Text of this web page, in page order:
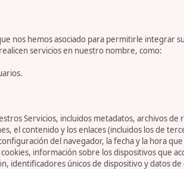
nos hemos asociado para permitirle integrar
servicios en nuestro nombre, como:
Servicios, incluidos metadatos, archivos
el contenido y los enlaces (incluidos los de
del navegador, la fecha y la hora
información sobre los dispositivos que
identificadores únicos de dispositivo y datos